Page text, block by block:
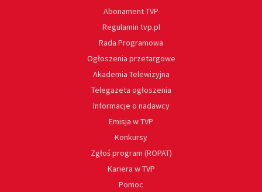
Abonament TVP
Regulamin tvp.pl
Rada Programowa
Ogłoszenia przetargowe
Akademia Telewizyjna
Telegazeta ogłoszenia
Informacje o nadawcy
Emisja w TVP
Konkursy
Zgłoś program (ROPAT)
Kariera w TVP
Pomoc